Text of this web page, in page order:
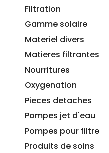
Filtration
Gamme solaire
Materiel divers
Matieres filtrantes
Nourritures
Oxygenation
Pieces detaches
Pompes jet d'eau
Pompes pour filtre
Produits de soins